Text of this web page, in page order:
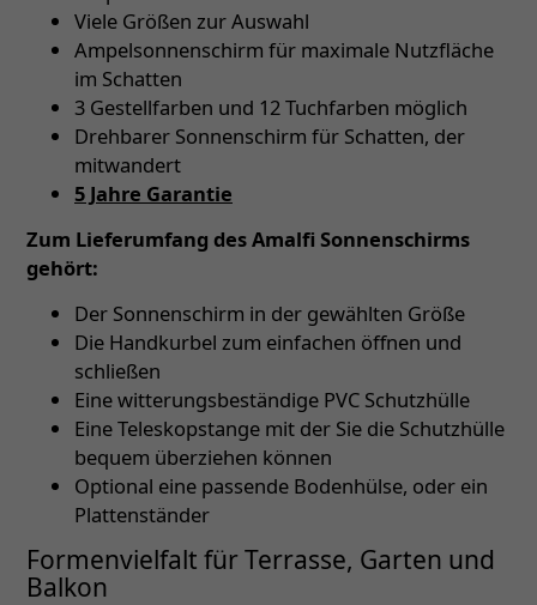
Viele Größen zur Auswahl
Ampelsonnenschirm für maximale Nutzfläche
im Schatten
3 Gestellfarben und 12 Tuchfarben möglich
Drehbarer Sonnenschirm für Schatten, der
mitwandert
5 Jahre Garantie
Zum Lieferumfang des Amalfi Sonnenschirms
gehört:
Der Sonnenschirm in der gewählten Größe
Die Handkurbel zum einfachen öffnen und
schließen
Eine witterungsbeständige PVC Schutzhülle
Eine Teleskopstange mit der Sie die Schutzhülle
bequem überziehen können
Optional eine passende Bodenhülse, oder ein
Plattenständer
Formenvielfalt für Terrasse, Garten und
Balkon